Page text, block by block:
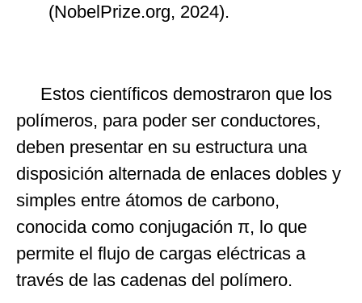
(NobelPrize.org, 2024).
Estos científicos demostraron que los
polímeros, para poder ser conductores,
deben presentar en su estructura una
disposición alternada de enlaces dobles y
simples entre átomos de carbono,
conocida como conjugación π, lo que
permite el flujo de cargas eléctricas a
través de las cadenas del polímero.